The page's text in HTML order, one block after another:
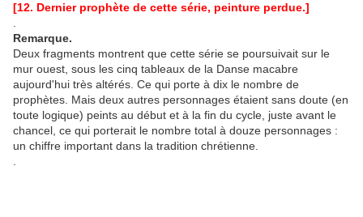
[12. Dernier prophète de cette série, peinture perdue.]
Remarque.
Deux fragments montrent que cette série se poursuivait sur le
mur ouest, sous les cinq tableaux de la Danse macabre
aujourd'hui très altérés. Ce qui porte à dix le nombre de
prophètes. Mais deux autres personnages étaient sans doute (en
toute logique) peints au début et à la fin du cycle, juste avant le
chancel, ce qui porterait le nombre total à douze personnages :
un chiffre important dans la tradition chrétienne.